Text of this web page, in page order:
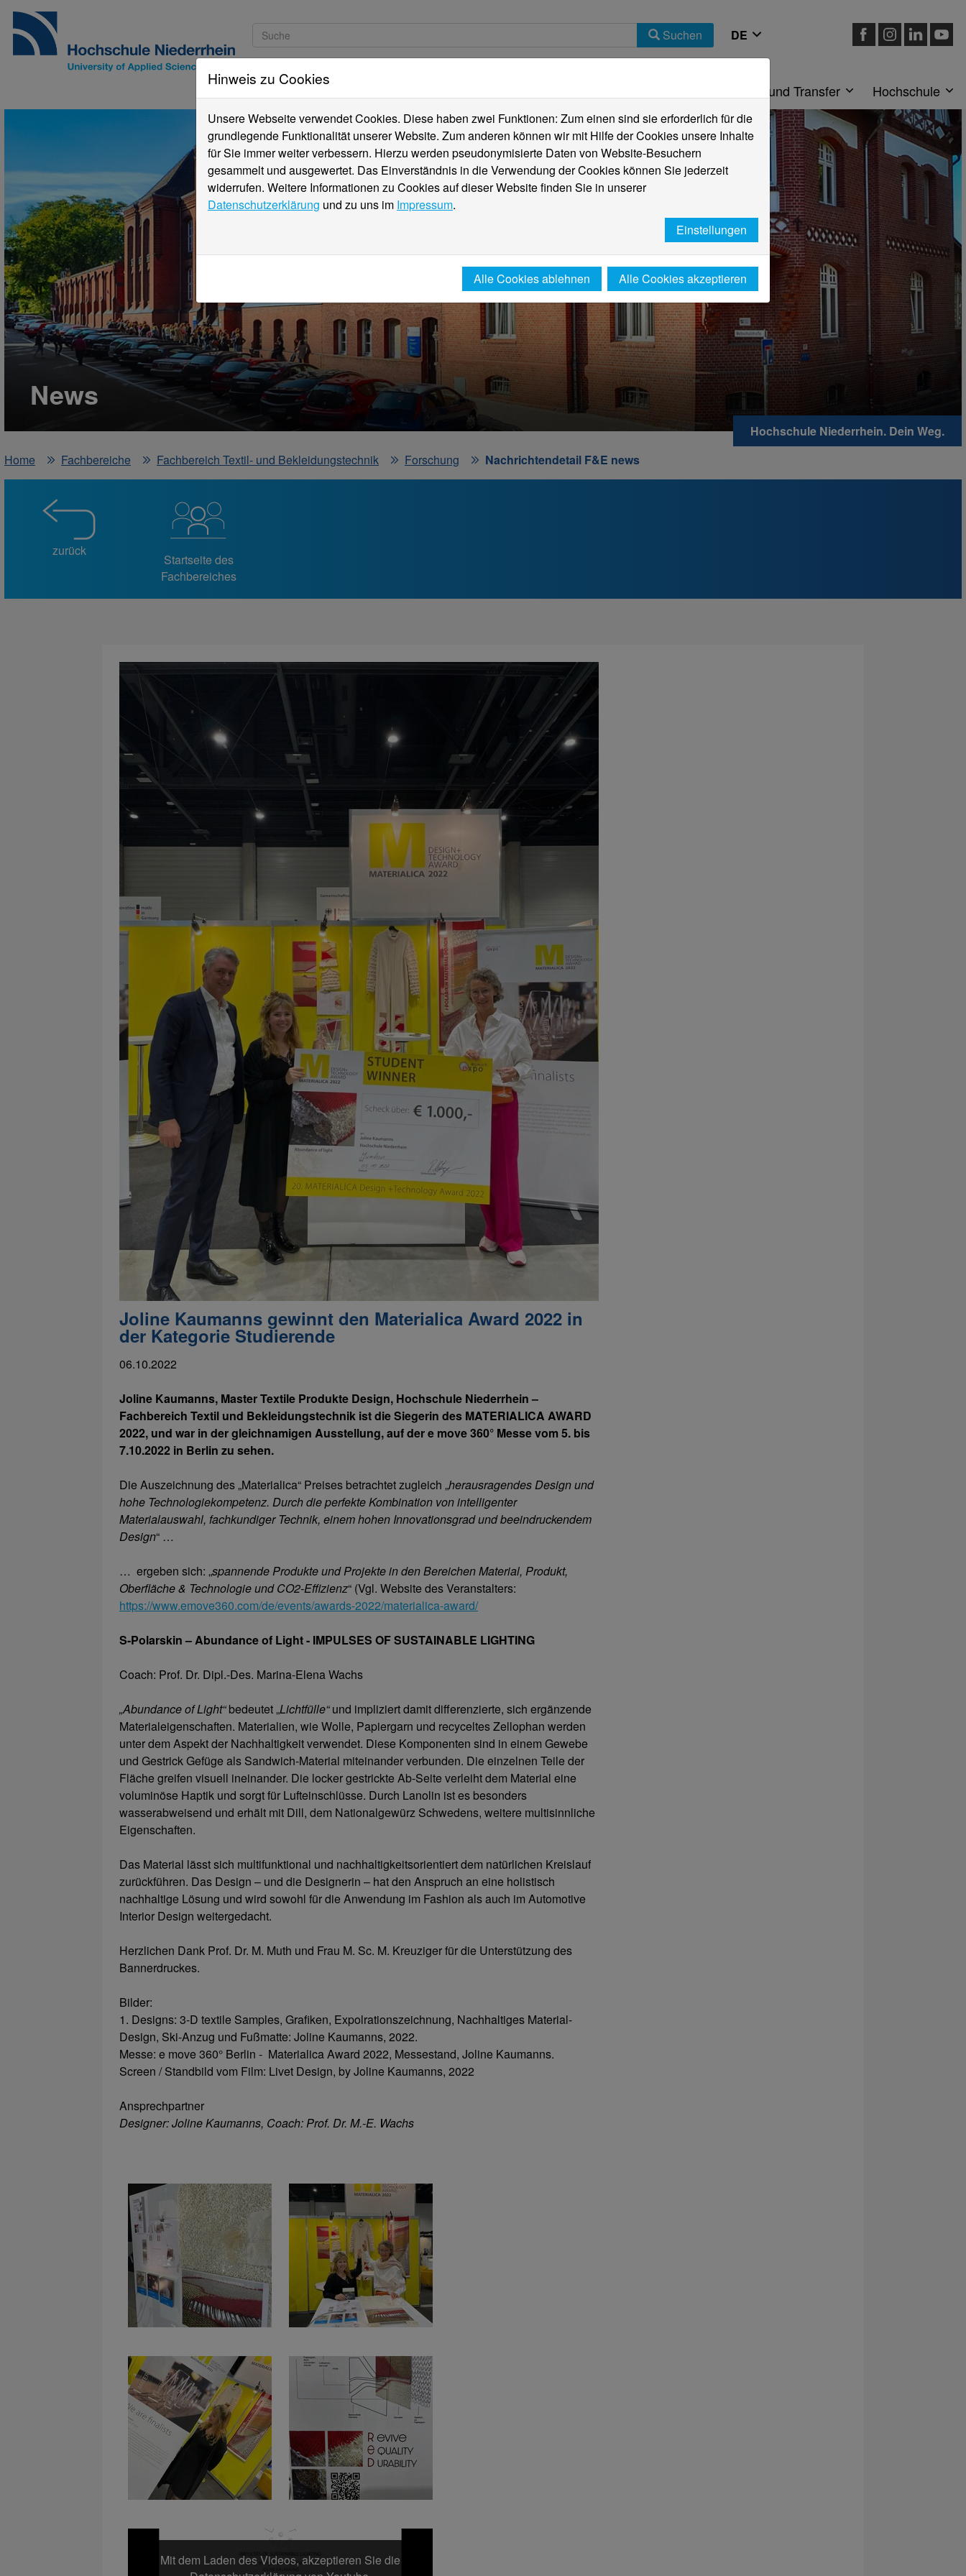
Suchen
Studieninteressierte Forschung und Transfer Hochschule
News
Hochschule Niederrhein. Dein Weg.
Home
Fachbereiche Fachbereich Textil- und Bekleidungstechnik Forschung Nachrichtendetail F&E news
zurück
Startseite des
Fachbereiches
Joline Kaumanns gewinnt den Materialica Award 2022 in
der Kategorie Studierende
06.10.2022
Joline Kaumanns, Master Textile Produkte Design, Hochschule Niederrhein –
Fachbereich Textil und Bekleidungstechnik ist die Siegerin des MATERIALICA AWARD
2022, und war in der gleichnamigen Ausstellung, auf der e move 360° Messe vom 5. bis
7.10.2022 in Berlin zu sehen.
Die Auszeichnung des „Materialica“ Preises betrachtet zugleich „herausragendes Design und
hohe Technologiekompetenz. Durch die perfekte Kombination von intelligenter
Materialauswahl, fachkundiger Technik, einem hohen Innovationsgrad und beeindruckendem
Design“ …
… ergeben sich: „spannende Produkte und Projekte in den Bereichen Material, Produkt,
Oberfläche & Technologie und CO2-Effizienz“ (Vgl. Website des Veranstalters:
https://www.emove360.com/de/events/awards-2022/materialica-award/
S-Polarskin – Abundance of Light - IMPULSES OF SUSTAINABLE LIGHTING
Coach: Prof. Dr. Dipl.-Des. Marina-Elena Wachs
„Abundance of Light“bedeutet „Lichtfülle“und impliziert damit differenzierte, sich ergänzende
Materialeigenschaften. Materialien, wie Wolle, Papiergarn und recyceltes Zellophan werden
unter dem Aspekt der Nachhaltigkeit verwendet. Diese Komponenten sind in einem Gewebe
und Gestrick Gefüge als Sandwich-Material miteinander verbunden. Die einzelnen Teile der
Fläche greifen visuell ineinander. Die locker gestrickte Ab-Seite verleiht dem Material eine
voluminöse Haptik und sorgt für Lufteinschlüsse. Durch Lanolin ist es besonders
wasserabweisend und erhält mit Dill, dem Nationalgewürz Schwedens, weitere multisinnliche
Eigenschaften.
Das Material lässt sich multifunktional und nachhaltigkeitsorientiert dem natürlichen Kreislauf
zurückführen. Das Design – und die Designerin – hat den Anspruch an eine holistisch
nachhaltige Lösung und wird sowohl für die Anwendung im Fashion als auch im Automotive
Interior Design weitergedacht.
Herzlichen Dank Prof. Dr. M. Muth und Frau M. Sc. M. Kreuziger für die Unterstützung des
Bannerdruckes.
Bilder:
1. Designs: 3-D textile Samples, Grafiken, Expolrationszeichnung, Nachhaltiges Material-
Design, Ski-Anzug und Fußmatte: Joline Kaumanns, 2022.
Messe: e move 360° Berlin - Materialica Award 2022, Messestand, Joline Kaumanns.
Screen / Standbild vom Film: Livet Design, by Joline Kaumanns, 2022
Ansprechpartner
Designer: Joline Kaumanns, Coach: Prof. Dr. M.-E. Wachs
Mit dem Laden des Videos, akzeptieren Sie die
Hinweis zu Cookies
Unsere Webseite verwendet Cookies. Diese haben zwei Funktionen: Zum einen sind sie erforderlich für die
grundlegende Funktionalität unserer Website. Zum anderen können wir mit Hilfe der Cookies unsere Inhalte
für Sie immer weiter verbessern. Hierzu werden pseudonymisierte Daten von Website-Besuchern
gesammelt und ausgewertet. Das Einverständnis in die Verwendung der Cookies können Sie jederzeit
widerrufen. Weitere Informationen zu Cookies auf dieser Website finden Sie in unserer
Datenschutzerklärung und zu uns im Impressum.
Einstellungen
Alle Cookies ablehnen Alle Cookies akzeptieren